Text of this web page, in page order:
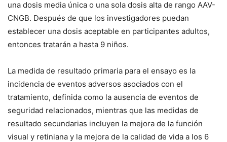
una dosis media única o una sola dosis alta de rango AAV-
CNGB. Después de que los investigadores puedan
establecer una dosis aceptable en participantes adultos,
entonces tratarán a hasta 9 niños.
La medida de resultado primaria para el ensayo es la
incidencia de eventos adversos asociados con el
tratamiento, definida como la ausencia de eventos de
seguridad relacionados, mientras que las medidas de
resultado secundarias incluyen la mejora de la función
visual y retiniana y la mejora de la calidad de vida a los 6